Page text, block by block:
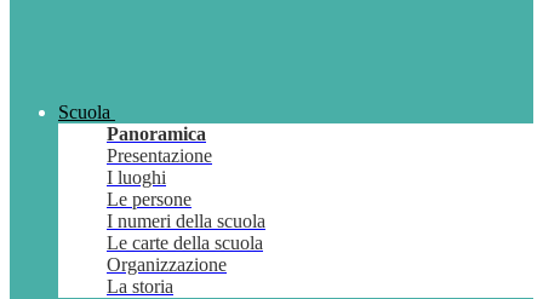
Scuola
Panoramica
Presentazione
I luoghi
Le persone
I numeri della scuola
Le carte della scuola
Organizzazione
La storia